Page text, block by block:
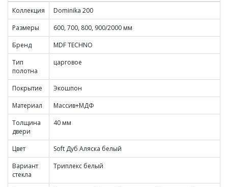
Коллекция
Dominika 200
Размеры
600, 700, 800, 900/2000 мм
Бренд
MDF TECHNO
Тип
полотна
царговое
Покрытие
Экошпон
Материал
Массив+МДФ
Толщина
двери
40 мм
Цвет
Soft Дуб Аляска белый
Вариант
стекла
Триплекс белый